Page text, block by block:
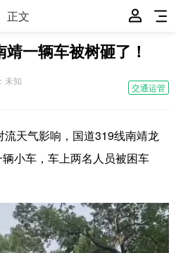
正文
靖一辆车被树砸了！
交通运管
未知
天气影响，国道319线南靖龙
小车，车上两名人员被困车